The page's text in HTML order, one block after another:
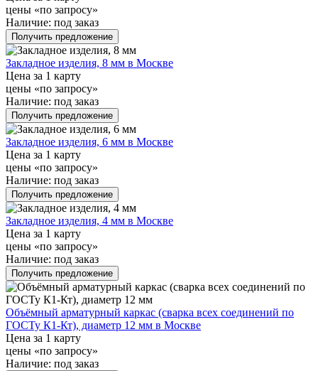
цены «по запросу»
Наличие: под заказ
Получить предложение
Закладное изделия, 8 мм в Москве
Цена за 1 карту
цены «по запросу»
Наличие: под заказ
Получить предложение
Закладное изделия, 6 мм в Москве
Цена за 1 карту
цены «по запросу»
Наличие: под заказ
Получить предложение
Закладное изделия, 4 мм в Москве
Цена за 1 карту
цены «по запросу»
Наличие: под заказ
Получить предложение
Объёмный арматурный каркас (сварка всех соединений по
ГОСТу К1-Кт), диаметр 12 мм в Москве
Цена за 1 карту
цены «по запросу»
Наличие: под заказ